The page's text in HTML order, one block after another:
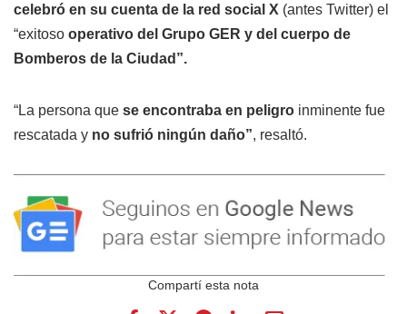
celebró en su cuenta de la red social X (antes Twitter) el
“exitoso operativo del Grupo GER y del cuerpo de
Bomberos de la Ciudad”.
“La persona que se encontraba en peligro inminente fue
rescatada y no sufrió ningún daño”, resaltó.